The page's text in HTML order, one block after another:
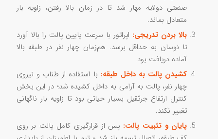
صنعتی دو‌لایه مهار شد تا در زمان بالا رفتن، زاویه بار
متعادل بماند.
بالا بردن تدریجی: اپراتور با سرعت پایین پالت را بالا آورد
تا نوسان به حداقل برسد. هم‌زمان چهار نفر در طبقه بالا
آماده دریافت بود.
کشیدن پالت به داخل طبقه: با استفاده از طناب و نیروی
چهار نفر، پالت به آرامی به داخل کشیده شد؛ در این بخش
کنترل ارتفاع جرثقیل بسیار حیاتی بود تا زاویه بار ناگهانی
تغییر نکند.
پایان و تثبیت پالت: پس از قرارگیری کامل پالت بر روی